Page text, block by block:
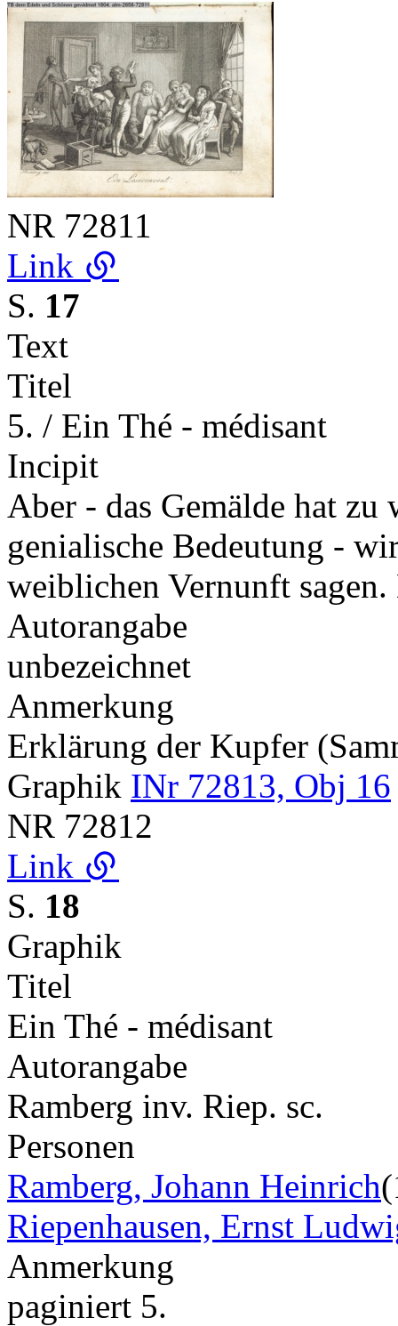
NR 72811
Link
S. 17
Text
Titel
5. / Ein Thé - médisant
Incipit
Aber - das Gemälde hat
genialische Bedeutung -
weiblichen Vernunft
Autorangabe
unbezeichnet
Anmerkung
Erklärung der Kupfer
Graphik INr 72813, Obj 16
NR 72812
Link
S. 18
Graphik
Titel
Ein Thé - médisant
Autorangabe
Ramberg inv. Riep. sc.
Personen
Ramberg, Johann Heinrich
Riepenhausen, Ernst
Anmerkung
paginiert 5.